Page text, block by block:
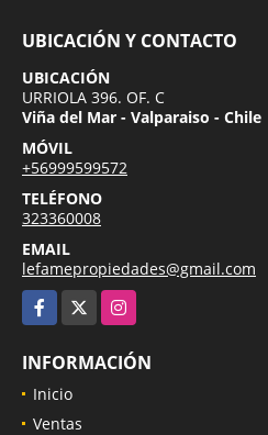
UBICACIÓN Y CONTACTO
UBICACIÓN
URRIOLA 396. OF. C
Viña del Mar - Valparaiso - Chile
MÓVIL
+56999599572
TELÉFONO
323360008
EMAIL
lefamepropiedades@gmail.com
Facebook
Instagram
INFORMACIÓN
Inicio
Ventas